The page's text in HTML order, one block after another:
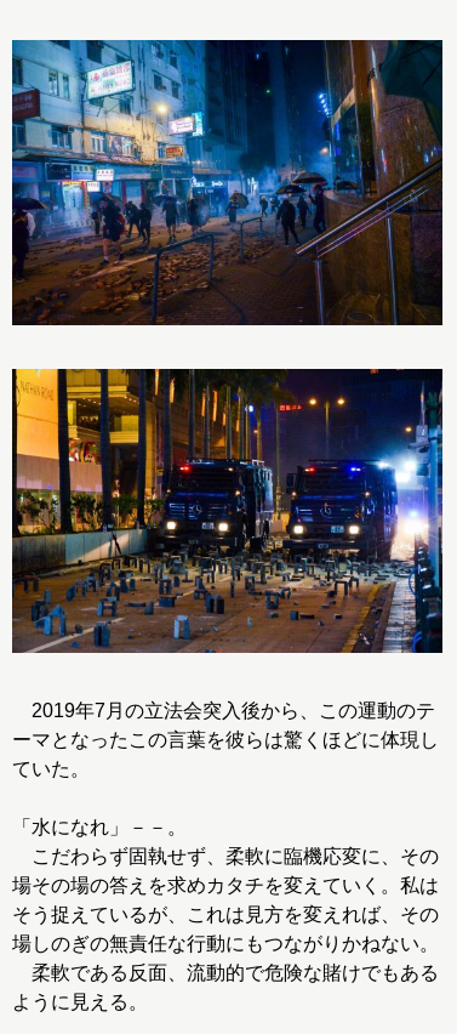
2019年7月の立法会突入後から、この運動のテ
ーマとなったこの言葉を彼らは驚くほどに体現し
ていた。
「水になれ」－－。
こだわらず固執せず、柔軟に臨機応変に、その
場その場の答えを求めカタチを変えていく。私は
そう捉えているが、これは見方を変えれば、その
場しのぎの無責任な行動にもつながりかねない。
柔軟である反面、流動的で危険な賭けでもある
ように見える。